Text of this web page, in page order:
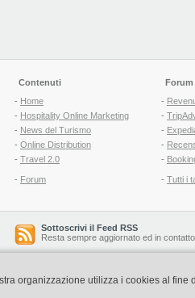
Contenuti
- Home
- Hospitality Online Marketing
- News del Turismo
- Online Distribution
- Travel 2.0
- Forum
Forum
-
-
-
-
-
- Tutti i
Sottoscrivi il Feed RSS
Resta sempre aggiornato ed in contatto
Copyright ©
organizzazione utilizza i cookies al